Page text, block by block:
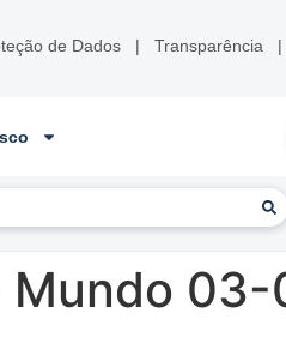
de Dados | Transparência
Mundo